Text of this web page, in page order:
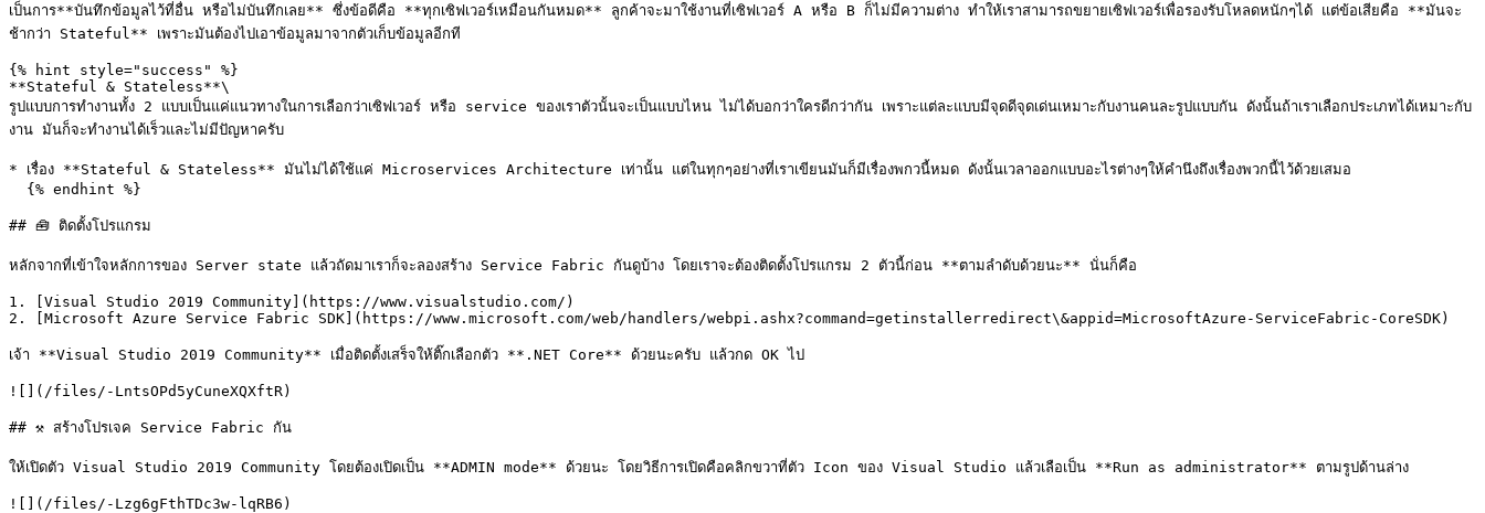
เป็นการ**บันทึกข้อมูลไว้ที่อื่น หรือไม่บันทึกเลย** ซึ่งข้อดีคือ **ทุกเซิฟเวอร์เหมือนกันหมด** ลูกค้าจะมาใช้งานที่เซิฟเวอร์ A หรือ B ก็ไม่มีความต่าง ทำให้เราสามารถขยายเซิฟเวอร์เพื่อรองรับโหลดหนักๆได้ แต่ข้อเสียคือ **มันจะ
ช้ากว่า Stateful** เพราะมันต้องไปเอาข้อมูลมาจากตัวเก็บข้อมูลอีกที
{% hint style="success" %}
**Stateful & Stateless**\
รูปแบบการทำงานทั้ง 2 แบบเป็นแค่แนวทางในการเลือกว่าเซิฟเวอร์ หรือ service ของเราตัวนั้นจะเป็นแบบไหน ไม่ได้บอกว่าใครดีกว่ากัน เพราะแต่ละแบบมีจุดดีจุดเด่นเหมาะกับงานคนละรูปแบบกัน ดังนั้นถ้าเราเลือกประเภทได้เหมาะกับ
งาน มันก็จะทำงานได้เร็วและไม่มีปัญหาครับ
* เรื่อง **Stateful & Stateless** มันไม่ได้ใช้แค่ Microservices Architecture เท่านั้น แต่ในทุกๆอย่างที่เราเขียนมันก็มีเรื่องพกวนี้หมด ดังนั้นเวลาออกแบบอะไรต่างๆให้คำนึงถึงเรื่องพวกนี้ไว้ด้วยเสมอ
## 🧰 ติดตั้งโปรแกรม
หลักจากที่เข้าใจหลักการของ Server state แล้วถัดมาเราก็จะลองสร้าง Service Fabric กันดูบ้าง โดยเราจะต้องติดตั้งโปรแกรม 2 ตัวนี้ก่อน **ตามลำดับด้วยนะ** นั่นก็คือ
1. [Visual Studio 2019 Community](https://www.visualstudio.com/)
2. [Microsoft Azure Service Fabric SDK](https://www.microsoft.com/web/handlers/webpi.ashx?command=getinstallerredirect\&appid=MicrosoftAzure-ServiceFabric-CoreSDK)
เจ้า **Visual Studio 2019 Community** เมื่อติดตั้งเสร็จให้ติ๊กเลือกตัว **.NET Core** ด้วยนะครับ แล้วกด OK ไป
![](/files/-LntsOPd5yCuneXQXftR)
## ⚒️ สร้างโปรเจค Service Fabric กัน
ให้เปิดตัว Visual Studio 2019 Community โดยต้องเปิดเป็น **ADMIN mode** ด้วยนะ โดยวิธีการเปิดคือคลิกขวาที่ตัว Icon ของ Visual Studio แล้วเลือเป็น **Run as administrator** ตามรูปด้านล่าง
![](/files/-Lzg6gFthTDc3w-lqRB6)